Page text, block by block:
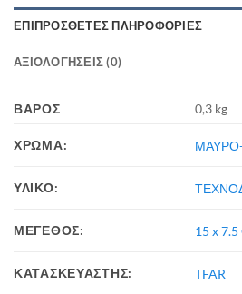
ΕΠΙΠΡΌΣΘΕΤΕΣ ΠΛΗΡΟΦΟΡΊΕΣ
ΑΞΙΟΛΟΓΉΣΕΙΣ (0)
ΒΆΡΟΣ 0,3 kg
ΧΡΩΜΑ:
ΥΛΙΚΟ:
ΜΕΓΕΘΟΣ: 15 x 7.5
ΚΑΤΑΣΚΕΥΑΣΤΗΣ: TFAR